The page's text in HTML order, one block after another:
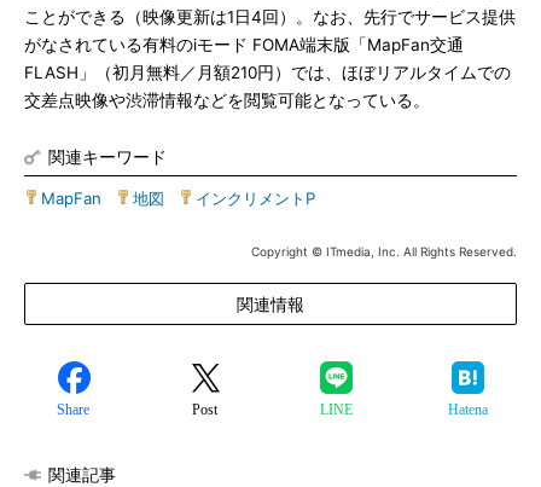
ことができる（映像更新は1日4回）。なお、先行でサービス提供
がなされている有料のiモード FOMA端末版「MapFan交通
FLASH」（初月無料／月額210円）では、ほぼリアルタイムでの
交差点映像や渋滞情報などを閲覧可能となっている。
関連キーワード
MapFan 地図 インクリメントP
Copyright © ITmedia, Inc. All Rights Reserved.
関連情報
Share Post LINE Hatena
関連記事